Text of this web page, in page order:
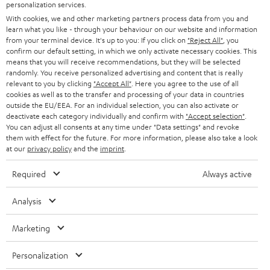
n
g
SMART HOME
BLUETOOTH-LAUTSPRECHER
KOPFHÖRER
BLUETOOTH-KOPFHÖRER
STEREOANLAGEN
LAUTSPRECHER
ULTIMA-SERIE
IN-EAR-KOPFHÖRER
FANSHOP
PRESSE & MARKETING
GESCHÄFTSKUNDEN
PARTNERPROGRAMM
BLOG
NEWSLETTER
STORES
DEINE VORTEILE BEI TEUFEL
TEUFEL STORY
UNSER MANAGEMENT
NACHHALTIGKEIT
ÖSTERREICH
SCHWEIZ
NIEDERLANDE
BELGIEN
POLEN
SPANIEN
Fotos abgebildete Zubehör ist nicht im Lieferumfang enthalten. Etwaige
personalization services.
With cookies, we and other marketing partners process data from you and
learn what you like - through your behaviour on our website and information
from your terminal device. It's up to you: If you click on "Reject All" , you
confirm our default setting, in which we only activate necessary cookies. This
means that you will receive recommendations, but they will be selected
randomly. You receive personalized advertising and content that is really
relevant to you by clicking "Accept All" . Here you agree to the use of all
cookies as well as to the transfer and processing of your data in countries
outside the EU/EEA. For an individual selection, you can also activate or
deactivate each category individually and confirm with "Accept selection"
You can adjust all consents at any time under "Data settings" and revoke
them with effect for the future. For more information, please also take a look
at our privacy policyand the imprint
Required Always active
Analysis
Marketing
Personalization